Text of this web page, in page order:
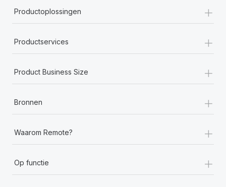
Productoplossingen +
Productservices +
Product Business Size +
Bronnen +
Waarom Remote? +
Op functie +